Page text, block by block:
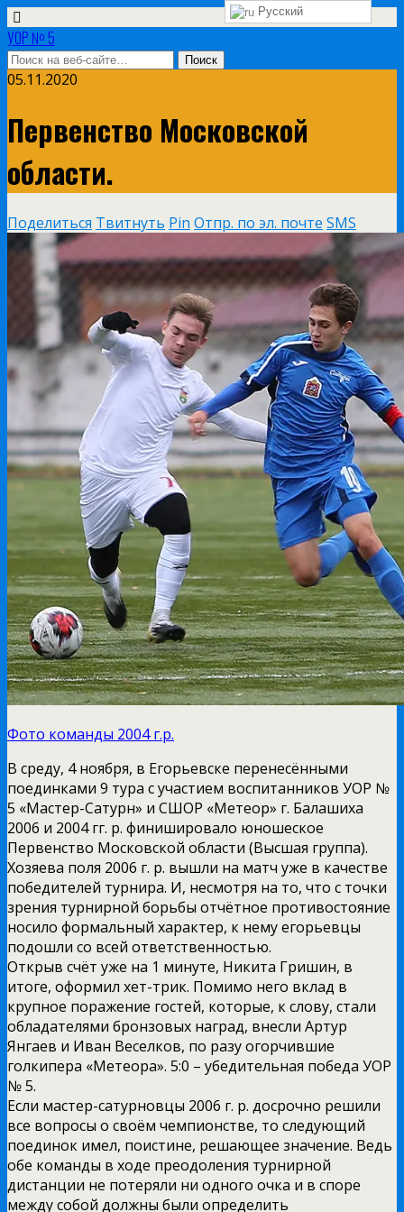
УОР № 5
05.11.2020
Первенство Московской
области.
Поделиться Твитнуть Pin Отпр. по эл. почте SMS
Фото команды 2004 г.р.
В среду, 4 ноября, в Егорьевске перенесёнными
поединками 9 тура с участием воспитанников УОР №
5 «Мастер-Сатурн» и СШОР «Метеор» г. Балашиха
2006 и 2004 гг. р. финишировало юношеское
Первенство Московской области (Высшая группа).
Хозяева поля 2006 г. р. вышли на матч уже в качестве
победителей турнира. И, несмотря на то, что с точки
зрения турнирной борьбы отчётное противостояние
носило формальный характер, к нему егорьевцы
подошли со всей ответственностью.
Открыв счёт уже на 1 минуте, Никита Гришин, в
итоге, оформил хет-трик. Помимо него вклад в
крупное поражение гостей, которые, к слову, стали
обладателями бронзовых наград, внесли Артур
Янгаев и Иван Веселков, по разу огорчившие
голкипера «Метеора». 5:0 – убедительная победа УОР
№ 5.
Если мастер-сатурновцы 2006 г. р. досрочно решили
все вопросы о своём чемпионстве, то следующий
поединок имел, поистине, решающее значение. Ведь
обе команды в ходе преодоления турнирной
дистанции не потеряли ни одного очка и в споре
между собой должны были определить
Русский